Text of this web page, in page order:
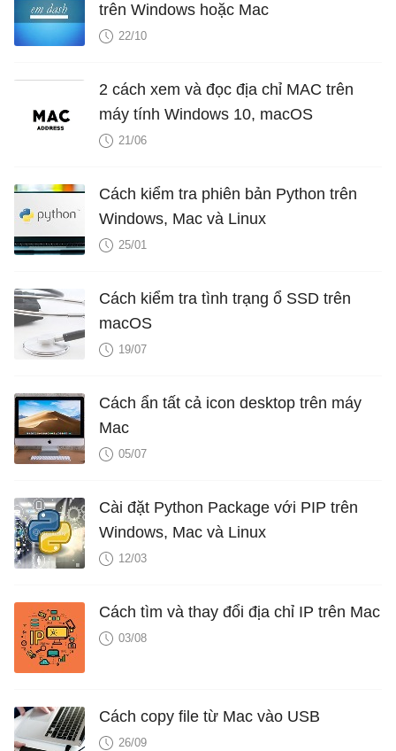
trên Windows hoặc Mac
22/10
2 cách xem và đọc địa chỉ MAC trên
máy tính Windows 10, macOS
21/06
Cách kiểm tra phiên bản Python trên
Windows, Mac và Linux
25/01
Cách kiểm tra tình trạng ổ SSD trên
macOS
19/07
Cách ẩn tất cả icon desktop trên máy
Mac
05/07
Cài đặt Python Package với PIP trên
Windows, Mac và Linux
12/03
Cách tìm và thay đổi địa chỉ IP trên Mac
03/08
Cách copy file từ Mac vào USB
26/09